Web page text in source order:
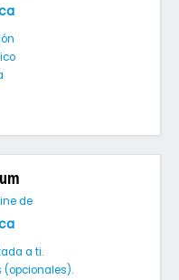
de
a ti.
(opcionales).